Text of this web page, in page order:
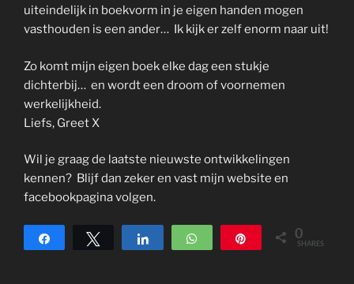
uiteindelijk in boekvorm in je eigen handen mogen
vasthouden is een ander… Ik kijk er zelf enorm naar uit!
Zo komt mijn eigen boek elke dag een stukje
dichterbij… en wordt een droom of voornemen
werkelijkheid.
Liefs, Greet X
Wil je graag de laatste nieuwste ontwikkelingen
kennen? Blijf dan zeker en vast mijn website en
facebookpagina volgen.
Share Tweet Share WhatsApp 0
SHARES